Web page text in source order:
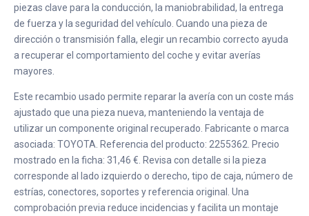
piezas clave para la conducción, la maniobrabilidad, la entrega
de fuerza y la seguridad del vehículo. Cuando una pieza de
dirección o transmisión falla, elegir un recambio correcto ayuda
a recuperar el comportamiento del coche y evitar averías
mayores.
Este recambio usado permite reparar la avería con un coste más
ajustado que una pieza nueva, manteniendo la ventaja de
utilizar un componente original recuperado. Fabricante o marca
asociada: TOYOTA. Referencia del producto: 2255362. Precio
mostrado en la ficha: 31,46 €. Revisa con detalle si la pieza
corresponde al lado izquierdo o derecho, tipo de caja, número de
estrías, conectores, soportes y referencia original. Una
comprobación previa reduce incidencias y facilita un montaje